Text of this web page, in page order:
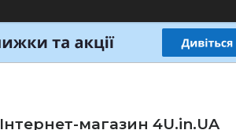
Інтернет-магазин 4U.in.UA